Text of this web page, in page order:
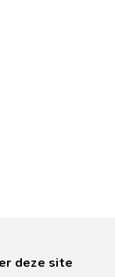
deze site